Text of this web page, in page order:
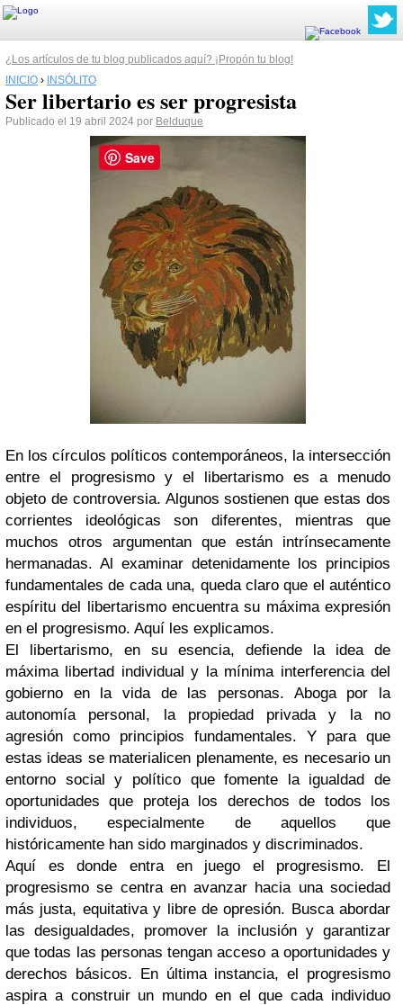
¿Los artículos de tu blog publicados aquí? ¡Propón tu blog!
INICIO › INSÓLITO
Ser libertario es ser progresista
Publicado el 19 abril 2024 por Belduque
En los círculos políticos contemporáneos, la intersección
entre el progresismo y el libertarismo es a menudo
objeto de controversia. Algunos sostienen que estas dos
corrientes ideológicas son diferentes, mientras que
muchos otros argumentan que están intrínsecamente
hermanadas. Al examinar detenidamente los principios
fundamentales de cada una, queda claro que el auténtico
espíritu del libertarismo encuentra su máxima expresión
en el progresismo. Aquí les explicamos.
El libertarismo, en su esencia, defiende la idea de
máxima libertad individual y la mínima interferencia del
gobierno en la vida de las personas. Aboga por la
autonomía personal, la propiedad privada y la no
agresión como principios fundamentales. Y para que
estas ideas se materialicen plenamente, es necesario un
entorno social y político que fomente la igualdad de
oportunidades que proteja los derechos de todos los
individuos, especialmente de aquellos que
históricamente han sido marginados y discriminados.
Aquí es donde entra en juego el progresismo. El
progresismo se centra en avanzar hacia una sociedad
más justa, equitativa y libre de opresión. Busca abordar
las desigualdades, promover la inclusión y garantizar
que todas las personas tengan acceso a oportunidades y
derechos básicos. En última instancia, el progresismo
aspira a construir un mundo en el que cada individuo
Save